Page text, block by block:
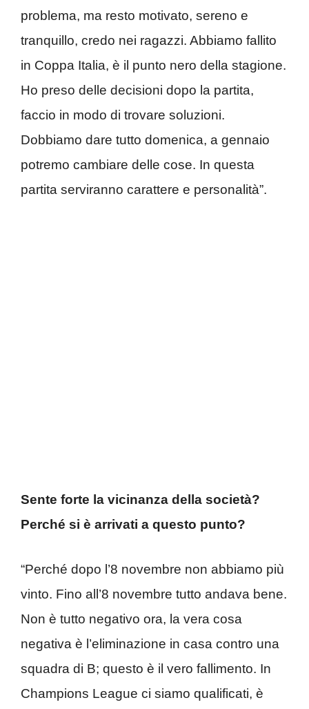
problema, ma resto motivato, sereno e
tranquillo, credo nei ragazzi. Abbiamo fallito
in Coppa Italia, è il punto nero della stagione.
Ho preso delle decisioni dopo la partita,
faccio in modo di trovare soluzioni.
Dobbiamo dare tutto domenica, a gennaio
potremo cambiare delle cose. In questa
partita serviranno carattere e personalità”.
Sente forte la vicinanza della società?
Perché si è arrivati a questo punto?
“Perché dopo l’8 novembre non abbiamo più
vinto. Fino all’8 novembre tutto andava bene.
Non è tutto negativo ora, la vera cosa
negativa è l’eliminazione in casa contro una
squadra di B; questo è il vero fallimento. In
Champions League ci siamo qualificati, è